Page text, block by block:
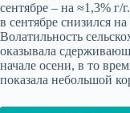
сентябре – на ≈1,3%
в сентябре снизился
Волатильность
оказывала
начале осени, в то
показала небольшой